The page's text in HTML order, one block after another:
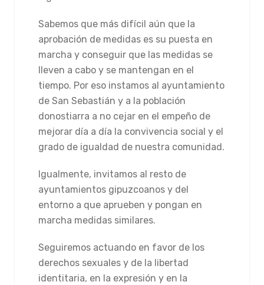
Sabemos que más difícil aún que la
aprobación de medidas es su puesta en
marcha y conseguir que las medidas se
lleven a cabo y se mantengan en el
tiempo. Por eso instamos al ayuntamiento
de San Sebastián y a la población
donostiarra a no cejar en el empeño de
mejorar día a día la convivencia social y el
grado de igualdad de nuestra comunidad.
Igualmente, invitamos al resto de
ayuntamientos gipuzcoanos y del
entorno a que aprueben y pongan en
marcha medidas similares.
Seguiremos actuando en favor de los
derechos sexuales y de la libertad
identitaria, en la expresión y en la